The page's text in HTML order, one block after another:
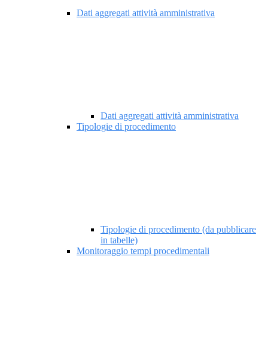
Dati aggregati attività amministrativa
Dati aggregati attività amministrativa
Tipologie di procedimento
Tipologie di procedimento (da pubblicare
in tabelle)
Monitoraggio tempi procedimentali